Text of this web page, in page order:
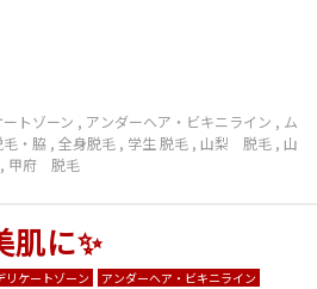
トゾーン , アンダーヘア・ビキニライン , ム
毛・脇 ,全身脱毛 , 学生 脱毛 , 山梨 脱毛 , 山
, 甲府 脱毛
肌に✨
リケートゾーン
アンダーヘア・ビキニライン